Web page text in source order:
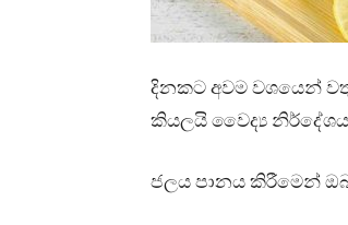
දිනකට අවම වශයෙන්
කියලයි වෛද්‍ය
ජලය පානය කිරීමෙන්